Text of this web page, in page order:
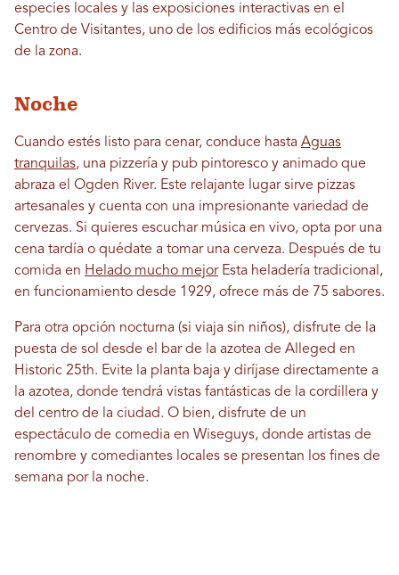
especies locales y las exposiciones interactivas en el
Centro de Visitantes, uno de los edificios más ecológicos
de la zona.
Noche
Cuando estés listo para cenar, conduce hasta Aguas
tranquilas, una pizzería y pub pintoresco y animado que
abraza el Ogden River. Este relajante lugar sirve pizzas
artesanales y cuenta con una impresionante variedad de
cervezas. Si quieres escuchar música en vivo, opta por una
cena tardía o quédate a tomar una cerveza. Después de tu
comida en Helado mucho mejorEsta heladería tradicional,
en funcionamiento desde 1929, ofrece más de 75 sabores.
Para otra opción nocturna (si viaja sin niños), disfrute de la
puesta de sol desde el bar de la azotea de Alleged en
Historic 25th. Evite la planta baja y diríjase directamente a
la azotea, donde tendrá vistas fantásticas de la cordillera y
del centro de la ciudad. O bien, disfrute de un
espectáculo de comedia en Wiseguys, donde artistas de
renombre y comediantes locales se presentan los fines de
semana por la noche.